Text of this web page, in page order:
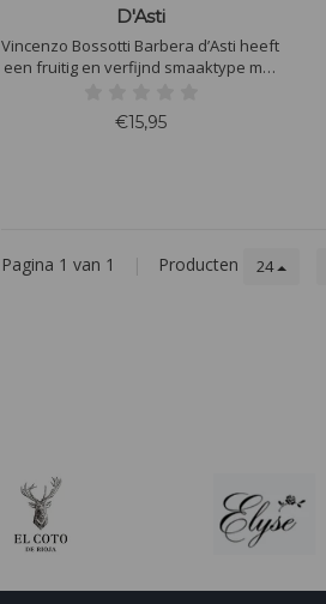
D'Asti
Vincenzo Bossotti Barbera d’Asti heeft
een fruitig en verfijnd smaaktype met
bessen. Levendige zuren, zachte
tannines en een lange, harmonieuze
€15,95
Pagina 1 van 1 Producten 24